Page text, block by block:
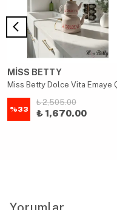
MİSS BETTY
%33
₺ 2,505.00
₺ 1,670.00